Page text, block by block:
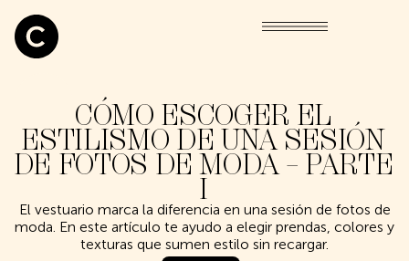
CÓMO ESCOGER EL
ESTILISMO DE UNA SESIÓN
DE FOTOS DE MODA – PARTE
I
El vestuario marca la diferencia en una sesión de fotos de
moda. En este artículo te ayudo a elegir prendas, colores y
texturas que sumen estilo sin recargar.